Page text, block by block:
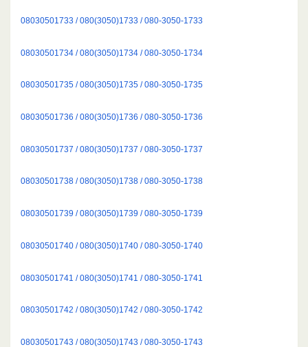
08030501733 / 080(3050)1733 / 080-3050-1733
08030501734 / 080(3050)1734 / 080-3050-1734
08030501735 / 080(3050)1735 / 080-3050-1735
08030501736 / 080(3050)1736 / 080-3050-1736
08030501737 / 080(3050)1737 / 080-3050-1737
08030501738 / 080(3050)1738 / 080-3050-1738
08030501739 / 080(3050)1739 / 080-3050-1739
08030501740 / 080(3050)1740 / 080-3050-1740
08030501741 / 080(3050)1741 / 080-3050-1741
08030501742 / 080(3050)1742 / 080-3050-1742
08030501743 / 080(3050)1743 / 080-3050-1743